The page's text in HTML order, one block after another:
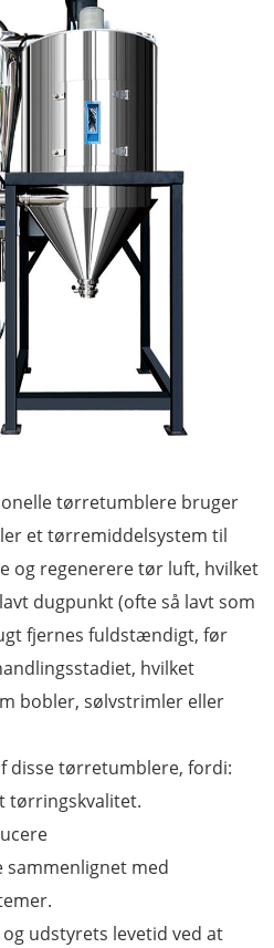
tørretumblere bruger
et tørremiddelsystem til
og regenerere tør luft, hvilket
dugpunkt (ofte så lavt som
fjernes fuldstændigt, før
hvilket
bobler, sølvstrimler eller
disse tørretumblere, fordi:
tørringskvalitet.
med
udstyrets levetid ved at